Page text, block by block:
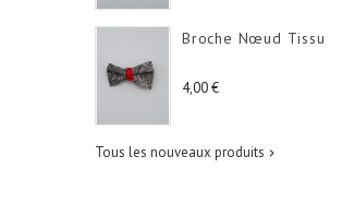
Broche Nœud Tissu
4,00 €Prix
Tous les nouveaux produits 